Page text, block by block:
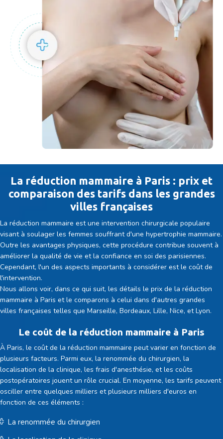
La réduction mammaire à Paris : prix et
comparaison des tarifs dans les grandes
villes françaises
La réduction mammaire est une intervention chirurgicale populaire
visant à soulager les femmes souffrant d'une hypertrophie mammaire.
Outre les avantages physiques, cette procédure contribue souvent à
améliorer la qualité de vie et la confiance en soi des parisiennes.
Cependant, l'un des aspects importants à considérer est le coût de
l'intervention.
Nous allons voir, dans ce qui suit, les détails le prix de la réduction
mammaire à Paris et le comparons à celui dans d'autres grandes
villes françaises telles que Marseille, Bordeaux, Lille, Nice, et Lyon.
Le coût de la réduction mammaire à Paris
À Paris, le coût de la réduction mammaire peut varier en fonction de
plusieurs facteurs. Parmi eux, la renommée du chirurgien, la
localisation de la clinique, les frais d'anesthésie, et les coûts
postopératoires jouent un rôle crucial. En moyenne, les tarifs peuvent
osciller entre quelques milliers et plusieurs milliers d'euros en
fonction de ces éléments :
La renommée du chirurgien